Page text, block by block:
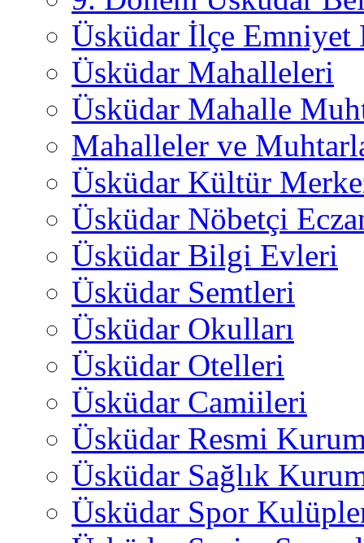
Üsküdar İlçe
Üsküdar Mahalleleri
Üsküdar Mahalle
Mahalleler ve
Üsküdar Kültür
Üsküdar Nöbetçi
Üsküdar Bilgi Evleri
Üsküdar Semtleri
Üsküdar Okulları
Üsküdar Otelleri
Üsküdar Camiileri
Üsküdar Resmi
Üsküdar Sağlık
Üsküdar Spor